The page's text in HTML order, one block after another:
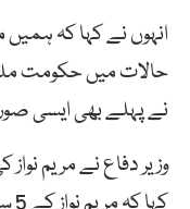
انہوں نے کہا کہ ہمیں
حالات میں حکومت ملی
نے پہلے بھی ایسی
وزیر دفاع نے مریم